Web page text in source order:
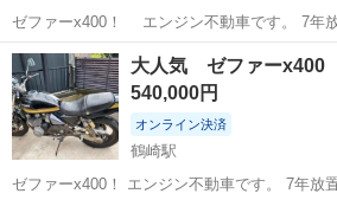
ゼファーx400！ エンジン不動車です。 7年放置していました。 ナン
バーは返納し、もちろん車検もありません。
なんと！！！！！ 書類復活させましたので、
値上げします、… バイ...
大分 大分市 鶴崎駅
大人気 ゼファーx400
540,000円
オンライン決済
鶴崎駅
ゼファーx400！ エンジン不動車です。 7年放置していました。 ナンバ